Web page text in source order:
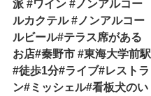
派 #ワイン #ノンアルコー
ルカクテル #ノンアルコー
ルビール#テラス席がある
お店#秦野市 #東海大学前駅
#徒歩1分#ライブ#レストラ
ン#ミッシェル#看板犬のい